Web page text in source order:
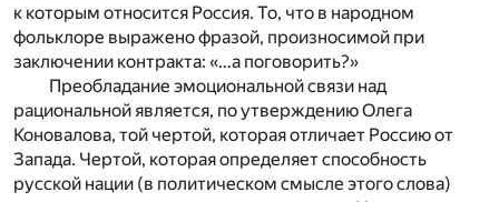
к которым относится Россия. То, что в народном
фольклоре выражено фразой, произносимой при
заключении контракта: «…а поговорить?»
Преобладание эмоциональной связи над
рациональной является, по утверждению Олега
Коновалова, той чертой, которая отличает Россию от
Запада. Чертой, которая определяет способность
русской нации (в политическом смысле этого слова)